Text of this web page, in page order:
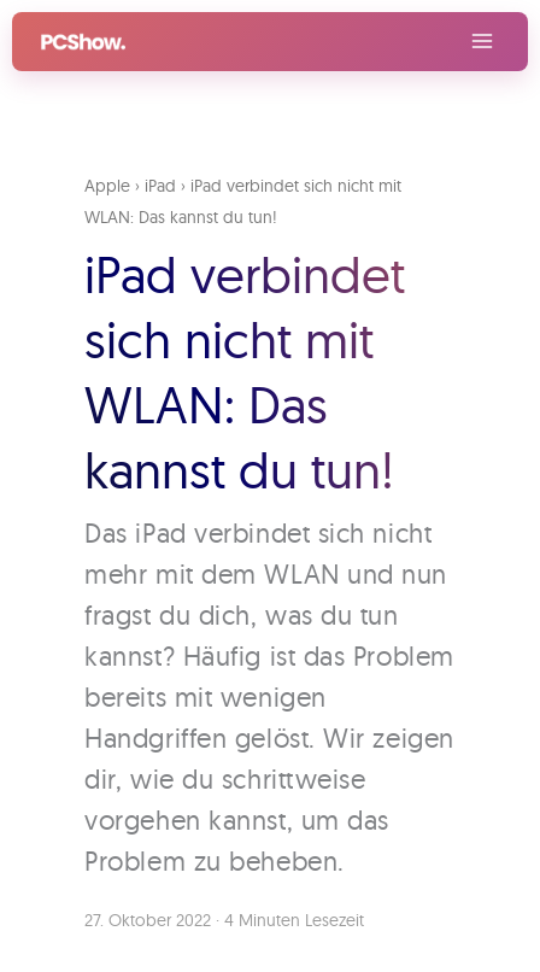
Zum
Inhalt
Apple › iPad › iPad verbindet sich nicht mit
WLAN: Das kannst du tun!
iPad verbindet
sich nicht mit
WLAN: Das
kannst du tun!
Das iPad verbindet sich nicht
mehr mit dem WLAN und nun
fragst du dich, was du tun
kannst? Häufig ist das Problem
bereits mit wenigen
Handgriffen gelöst. Wir zeigen
dir, wie du schrittweise
vorgehen kannst, um das
Problem zu beheben.
27. Oktober 2022 ·4 Minuten Lesezeit